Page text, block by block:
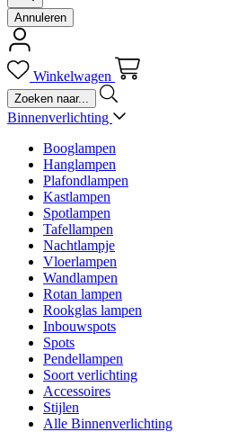
Annuleren
Winkelwagen
Binnenverlichting
Booglampen
Hanglampen
Plafondlampen
Kastlampen
Spotlampen
Tafellampen
Nachtlampje
Vloerlampen
Wandlampen
Rotan lampen
Rookglas lampen
Inbouwspots
Spots
Pendellampen
Soort verlichting
Accessoires
Stijlen
Alle Binnenverlichting